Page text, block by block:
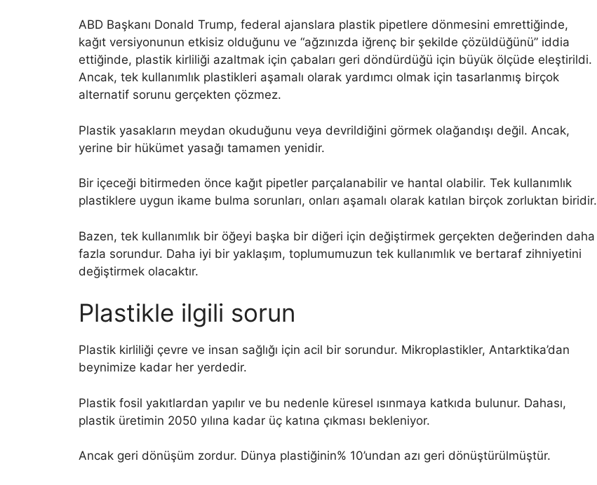
ABD Başkanı Donald Trump, federal ajanslara plastik pipetlere dönmesini emrettiğinde,
kağıt versiyonunun etkisiz olduğunu ve “ağzınızda iğrenç bir şekilde çözüldüğünü” iddia
ettiğinde, plastik kirliliği azaltmak için çabaları geri döndürdüğü için büyük ölçüde eleştirildi.
Ancak, tek kullanımlık plastikleri aşamalı olarak yardımcı olmak için tasarlanmış birçok
alternatif sorunu gerçekten çözmez.
Plastik yasakların meydan okuduğunu veya devrildiğini görmek olağandışı değil. Ancak,
yerine bir hükümet yasağı tamamen yenidir.
Bir içeceği bitirmeden önce kağıt pipetler parçalanabilir ve hantal olabilir. Tek kullanımlık
plastiklere uygun ikame bulma sorunları, onları aşamalı olarak katılan birçok zorluktan biridir.
Bazen, tek kullanımlık bir öğeyi başka bir diğeri için değiştirmek gerçekten değerinden daha
fazla sorundur. Daha iyi bir yaklaşım, toplumumuzun tek kullanımlık ve bertaraf zihniyetini
değiştirmek olacaktır.
Plastikle ilgili sorun
Plastik kirliliği çevre ve insan sağlığı için acil bir sorundur. Mikroplastikler, Antarktika’dan
beynimize kadar her yerdedir.
Plastik fosil yakıtlardan yapılır ve bu nedenle küresel ısınmaya katkıda bulunur. Dahası,
plastik üretimin 2050 yılına kadar üç katına çıkması bekleniyor.
Ancak geri dönüşüm zordur. Dünya plastiğinin% 10’undan azı geri dönüştürülmüştür.